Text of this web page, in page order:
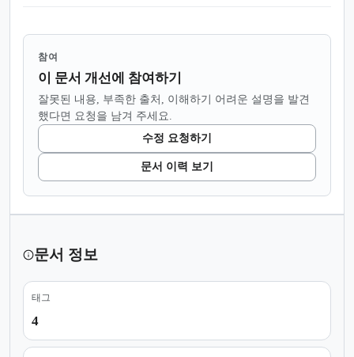
참여
이 문서 개선에 참여하기
잘못된 내용, 부족한 출처, 이해하기 어려운 설명을 발견
했다면 요청을 남겨 주세요.
수정 요청하기
문서 이력 보기
문서 정보
태그
4